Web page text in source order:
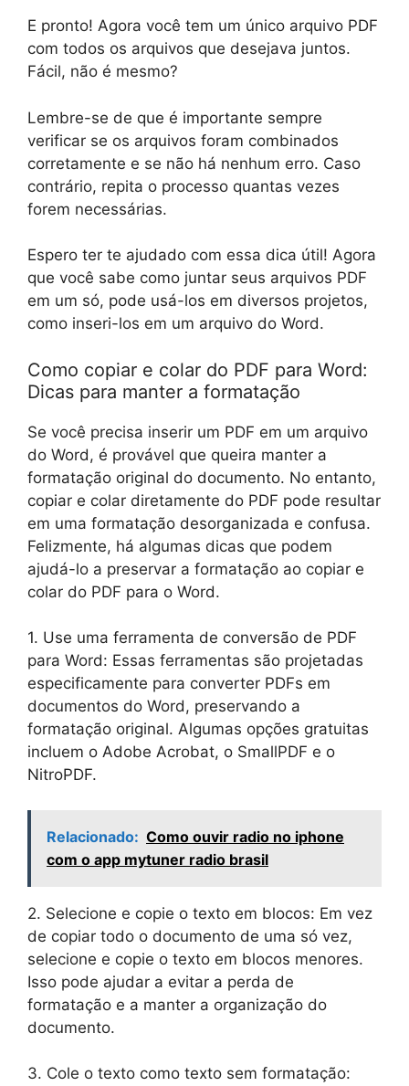
E pronto! Agora você tem um único arquivo PDF
com todos os arquivos que desejava juntos.
Fácil, não é mesmo?
Lembre-se de que é importante sempre
verificar se os arquivos foram combinados
corretamente e se não há nenhum erro. Caso
contrário, repita o processo quantas vezes
forem necessárias.
Espero ter te ajudado com essa dica útil! Agora
que você sabe como juntar seus arquivos PDF
em um só, pode usá-los em diversos projetos,
como inseri-los em um arquivo do Word.
Como copiar e colar do PDF para Word:
Dicas para manter a formatação
Se você precisa inserir um PDF em um arquivo
do Word, é provável que queira manter a
formatação original do documento. No entanto,
copiar e colar diretamente do PDF pode resultar
em uma formatação desorganizada e confusa.
Felizmente, há algumas dicas que podem
ajudá-lo a preservar a formatação ao copiar e
colar do PDF para o Word.
1. Use uma ferramenta de conversão de PDF
para Word: Essas ferramentas são projetadas
especificamente para converter PDFs em
documentos do Word, preservando a
formatação original. Algumas opções gratuitas
incluem o Adobe Acrobat, o SmallPDF e o
NitroPDF.
Relacionado: Como ouvir radio no iphone
com o app mytuner radio brasil
2. Selecione e copie o texto em blocos: Em vez
de copiar todo o documento de uma só vez,
selecione e copie o texto em blocos menores.
Isso pode ajudar a evitar a perda de
formatação e a manter a organização do
documento.
3. Cole o texto como texto sem formatação: